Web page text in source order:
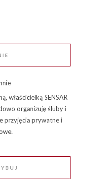
właścicielką SENSAR
organizuję śluby i
przyjęcia prywatne i